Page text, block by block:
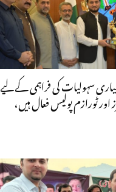
سہولیات کی فراہمی کے لیے
ٹورازم پولیس فعال ہیں،